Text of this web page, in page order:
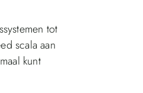
tot
scala aan
kunt